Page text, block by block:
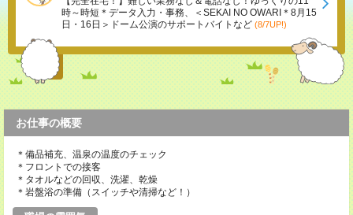
時～時短＊データ入力・事務、＜SEKAI NO OWARI＊8月15
日・16日＞ドーム公演のサポートバイトなど (8/7UP!)
お仕事の概要
＊備品補充、温泉の温度のチェック
＊フロントでの接客
＊タオルなどの回収、洗濯、乾燥
＊岩盤浴の準備（スイッチや清掃など！）